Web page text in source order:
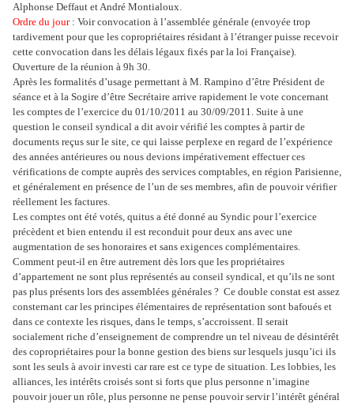
Alphonse Deffaut et André Montialoux.
Ordre du jour: Voir convocation à l’assemblée générale (envoyée trop
tardivement pour que les copropriétaires résidant à l’étranger puisse recevoir
cette convocation dans les délais légaux fixés par la loi Française).
Ouverture de la réunion à 9h 30.
Après les formalités d’usage permettant à M. Rampino d’être Président de
séance et à la Sogire d’être Secrétaire arrive rapidement le vote concernant
les comptes de l’exercice du 01/10/2011 au 30/09/2011. Suite à une
question le conseil syndical a dit avoir vérifié les comptes à partir de
documents reçus sur le site, ce qui laisse perplexe en regard de l’expérience
des années antérieures ou nous devions impérativement effectuer ces
vérifications de compte auprès des services comptables, en région Parisienne,
et généralement en présence de l’un de ses membres, afin de pouvoir vérifier
réellement les factures.
Les comptes ont été votés, quitus a été donné au Syndic pour l’exercice
précèdent et bien entendu il est reconduit pour deux ans avec une
augmentation de ses honoraires et sans exigences complémentaires.
Comment peut-il en être autrement dès lors que les propriétaires
d’appartement ne sont plus représentés au conseil syndical, et qu’ils ne sont
pas plus présents lors des assemblées générales ? Ce double constat est assez
consternant car les principes élémentaires de représentation sont bafoués et
dans ce contexte les risques, dans le temps, s’accroissent. Il serait
socialement riche d’enseignement de comprendre un tel niveau de désintérêt
des copropriétaires pour la bonne gestion des biens sur lesquels jusqu’ici ils
sont les seuls à avoir investi car rare est ce type de situation. Les lobbies, les
alliances, les intérêts croisés sont si forts que plus personne n’imagine
pouvoir jouer un rôle, plus personne ne pense pouvoir servir l’intérêt général